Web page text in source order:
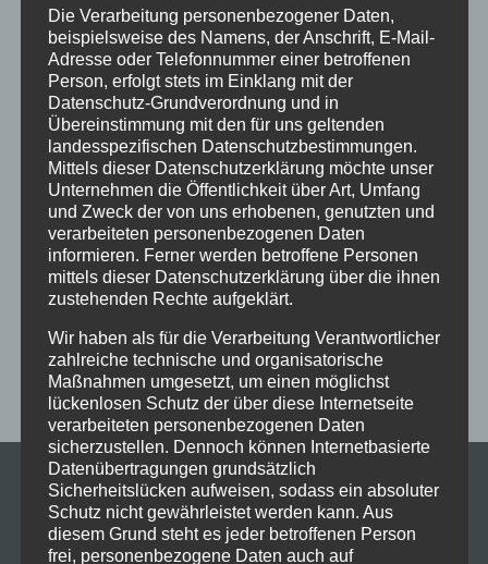
Charity
cool Corona Coronavirus
Dance
dancing
Deine Tanzschule Einsteigerkurs
Event
Ferien
Ferienprogramm Fitness
Fitnessprogramm
Fortgeschrittene
Gesellschaftstanz
Immenstadt
im Schloss
Jive Jugendliche online
Paartanz
Schaut hin!
Schloss Immenstadt
Silvester
Sommerferien
Streetdance tanzen
Tanzen lernen
Tanzkurs
Tanzpause Tanzschule
Tanzschulfamilie
Workshop tanzen
Zumba Zumba Kurs Übungsabend
Die Verarbeitung personenbezogener Daten,
beispielsweise des Namens, der Anschrift, E-Mail-
Adresse oder Telefonnummer einer betroffenen
Person, erfolgt stets im Einklang mit der
Datenschutz-Grundverordnung und in
Übereinstimmung mit den für uns geltenden
landesspezifischen Datenschutzbestimmungen.
Mittels dieser Datenschutzerklärung möchte unser
Unternehmen die Öffentlichkeit über Art, Umfang
und Zweck der von uns erhobenen, genutzten und
verarbeiteten personenbezogenen Daten
informieren. Ferner werden betroffene Personen
mittels dieser Datenschutzerklärung über die ihnen
zustehenden Rechte aufgeklärt.
Wir haben als für die Verarbeitung Verantwortlicher
zahlreiche technische und organisatorische
Maßnahmen umgesetzt, um einen möglichst
lückenlosen Schutz der über diese Internetseite
verarbeiteten personenbezogenen Daten
sicherzustellen. Dennoch können Internetbasierte
Datenübertragungen grundsätzlich
Sicherheitslücken aufweisen, sodass ein absoluter
Schutz nicht gewährleistet werden kann. Aus
diesem Grund steht es jeder betroffenen Person
frei, personenbezogene Daten auch auf